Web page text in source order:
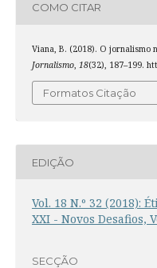
COMO CITAR
Viana, B. (2018). O jornalismo
Jornalismo, 18(32), 187–199.
Formatos Citação
EDIÇÃO
Vol. 18 N.º 32 (2018):
XXI - Novos Desafios,
SECÇÃO